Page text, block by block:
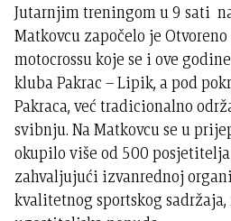
Jutarnjim treningom u 9 sati
Matkovcu započelo je
motocrossu koje se i ove
kluba Pakrac – Lipik, a pod
Pakraca, već tradicionalno
svibnju. Na Matkovcu se u
okupilo više od 500
zahvaljujući izvanrednoj
kvalitetnog sportskog